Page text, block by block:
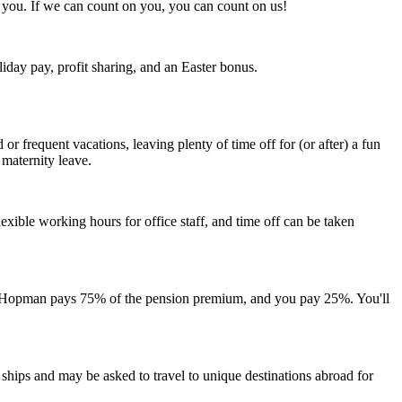
If we can count on you, you can count on us!
pay, profit sharing, and an Easter bonus.
frequent vacations, leaving plenty of time off for (or after) a fun
leave.
working hours for office staff, and time off can be taken
pays 75% of the pension premium, and you pay 25%. You'll
and may be asked to travel to unique destinations abroad for